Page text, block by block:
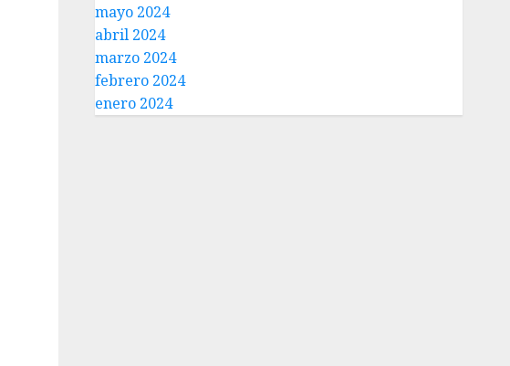
mayo 2024
abril 2024
marzo 2024
febrero 2024
enero 2024